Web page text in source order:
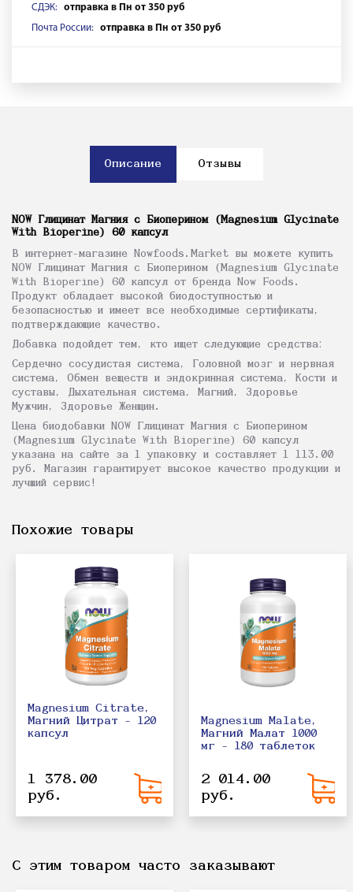
СДЭК:
отправка в Пн от 350 руб
Почта России:
отправка в Пн от 350 руб
Описание Отзывы
NOW Глицинат Магния с Биоперином (Magnesium Glycinate
With Bioperine) 60 капсул
В интернет-магазине Nowfoods.Market вы можете купить
NOW Глицинат Магния с Биоперином (Magnesium Glycinate
With Bioperine) 60 капсул от бренда Now Foods.
Продукт обладает высокой биодоступностью и
безопасностью и имеет все необходимые сертификаты,
подтверждающие качество.
Добавка подойдет тем, кто ищет следующие средства:
Сердечно сосудистая система, Головной мозг и нервная
система, Обмен веществ и эндокринная система, Кости и
суставы, Дыхательная система, Магний, Здоровье
Мужчин, Здоровье Женщин.
Цена биодобавки NOW Глицинат Магния с Биоперином
(Magnesium Glycinate With Bioperine) 60 капсул
указана на сайте за 1 упаковку и составляет 1 113.00
руб. Магазин гарантирует высокое качество продукции и
лучший сервис!
Похожие товары
Magnesium Citrate,
Магний Цитрат - 120
капсул
1 378.00
руб.
Magnesium Malate,
Магний Малат 1000
мг - 180 таблеток
2 014.00
руб.
С этим товаром часто заказывают